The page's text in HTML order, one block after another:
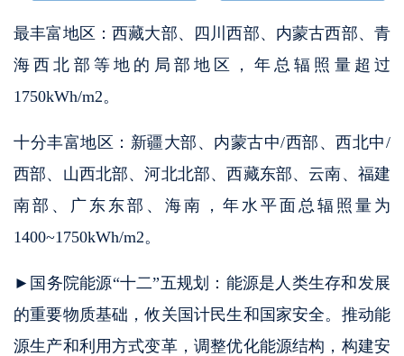
最丰富地区：西藏大部、四川西部、内蒙古西部、青
海西北部等地的局部地区，年总辐照量超过
1750kWh/m2。
十分丰富地区：新疆大部、内蒙古中/西部、西北中/
西部、山西北部、河北北部、西藏东部、云南、福建
南部、广东东部、海南，年水平面总辐照量为
1400~1750kWh/m2。
►国务院能源“十二”五规划：能源是人类生存和发展
的重要物质基础，攸关国计民生和国家安全。推动能
源生产和利用方式变革，调整优化能源结构，构建安